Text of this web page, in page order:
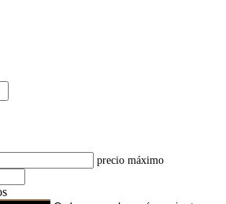
precio máximo